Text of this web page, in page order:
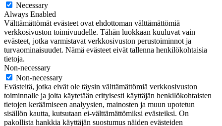
Necessary
Always Enabled
Välttämättömät evästeet ovat ehdottoman välttämättömiä
verkkosivuston toimivuudelle. Tähän luokkaan kuuluvat vain
evästeet, jotka varmistavat verkkosivuston perustoiminnot ja
turvaominaisuudet. Nämä evästeet eivät tallenna henkilökohtaisia
tietoja.
Non-necessary
Non-necessary
Evästeitä, jotka eivät ole täysin välttämättömiä verkkosivuston
toiminnalle ja joita käytetään erityisesti käyttäjän henkilökohtaisten
tietojen keräämiseen analyysien, mainosten ja muun upotetun
sisällön kautta, kutsutaan ei-välttämättömiksi evästeiksi. On
pakollista hankkia käyttäjän suostumus näiden evästeiden